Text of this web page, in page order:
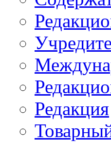
Редакция